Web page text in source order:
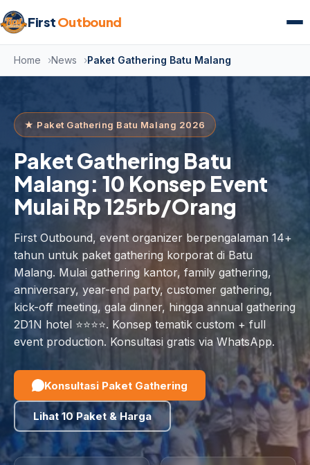
FirstOutbound
Home News Paket Gathering Batu Malang
★ Paket Gathering Batu Malang 2026
Paket Gathering Batu
Malang: 10 Konsep Event
Mulai Rp 125rb/Orang
First Outbound, event organizer berpengalaman 14+
tahun untuk paket gathering korporat di Batu
Malang. Mulai gathering kantor, family gathering,
anniversary, year-end party, customer gathering,
kick-off meeting, gala dinner, hingga annual gathering
2D1N hotel ⭐⭐⭐⭐. Konsep tematik custom + full
event production. Konsultasi gratis via WhatsApp.
Konsultasi Paket Gathering
Lihat 10 Paket & Harga